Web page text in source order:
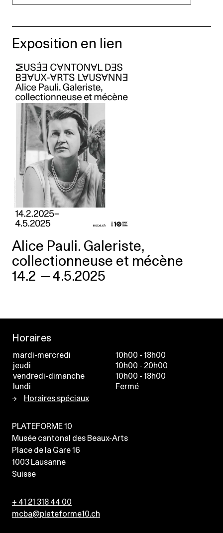
Exposition en lien
Alice Pauli. Galeriste,
collectionneuse et mécène
14.2 —4.5.2025
Horaires
mardi-mercredi
10h00 - 18h00
jeudi
10h00 - 20h00
vendredi-dimanche
10h00 - 18h00
lundi
Fermé
Horaires spéciaux
PLATEFORME 10
Musée cantonal des Beaux-Arts
Place de la Gare 16
1003 Lausanne
Suisse
+ 41 21 318 44 00
mcba@plateforme10.ch